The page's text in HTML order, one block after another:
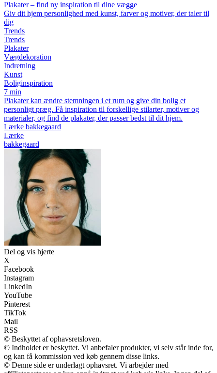
Plakater – find ny inspiration til dine vægge
Giv dit hjem personlighed med kunst, farver og motiver, der taler til
dig
Trends
Trends
Plakater
Vægdekoration
Indretning
Kunst
Boliginspiration
7 min
Plakater kan ændre stemningen i et rum og give din bolig et
personligt præg. Få inspiration til forskellige stilarter, motiver og
materialer, og find de plakater, der passer bedst til dit hjem.
Lærke bakkegaard
Lærke
bakkegaard
Del og vis hjerte
X
Facebook
Instagram
LinkedIn
YouTube
Pinterest
TikTok
Mail
RSS
© Beskyttet af ophavsretsloven.
© Indholdet er beskyttet. Vi anbefaler produkter, vi selv står inde for,
og kan få kommission ved køb gennem disse links.
© Denne side er underlagt ophavsret. Vi arbejder med